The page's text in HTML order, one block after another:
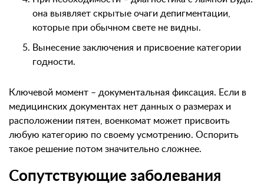
она выявляет скрытые очаги депигментации,
которые при обычном свете не видны.
Вынесение заключения и присвоение категории
годности.
Ключевой момент – документальная фиксация. Если в
медицинских документах нет данных о размерах и
расположении пятен, военкомат может присвоить
любую категорию по своему усмотрению. Оспорить
такое решение потом значительно сложнее.
Сопутствующие заболевания